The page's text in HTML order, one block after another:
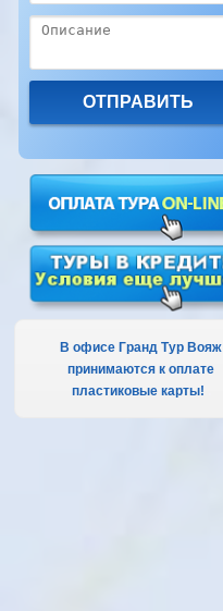
В офисе Гранд Тур Вояж
принимаются к оплате
пластиковые карты!